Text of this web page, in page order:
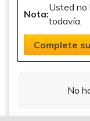
Nota:
Usted no
todavía.
Complete
No